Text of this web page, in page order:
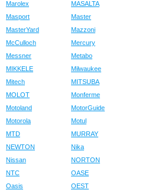
Marolex
MASALTA
Masport
Master
MasterYard
Mazzoni
McCulloch
Mercury
Messner
Metabo
MIKKELE
Milwaukee
Mitech
MITSUBA
MOLOT
Monferme
Motoland
MotorGuide
Motorola
Motul
MTD
MURRAY
NEWTON
Nika
Nissan
NORTON
NTC
OASE
Oasis
OEST